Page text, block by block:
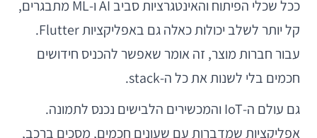
ככל שכלי הפיתוח והאינטגרציות סביב AI ו-ML מתבגרים,
קל יותר לשלב יכולות כאלה גם באפליקציות Flutter.
עבור חברות מוצר, זה אומר שאפשר להכניס חידושים
חכמים בלי לשנות את כל ה-stack.
גם עולם ה-IoT והמכשירים הלבישים נכנס לתמונה.
אפליקציות שמדברות עם שעונים חכמים, מסכים ברכב,